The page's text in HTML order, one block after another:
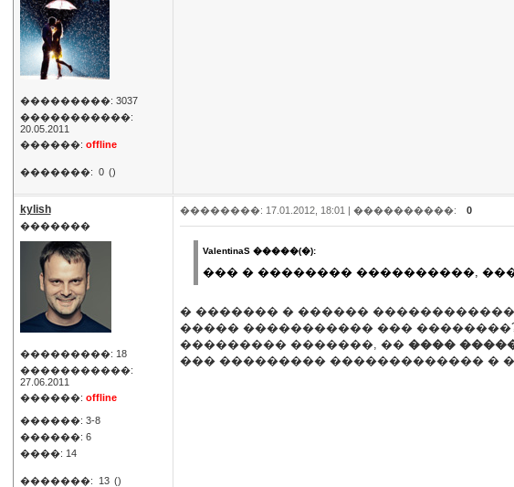
���������: 3037
�����������:
20.05.2011
������: offline
�������: 0 ()
kylish
�������
���������: 18
�����������:
27.06.2011
������: offline
������: 3-8
������: 6
����: 14
�������: 13 ()
��������: 17.01.2012, 18:01 | ����������: 0
ValentinaS �����(�):
��� � �������� ����������,
� ������� � ������
����� ����������� ���
��������� �������, �� ����
��� ��������� ������������� �